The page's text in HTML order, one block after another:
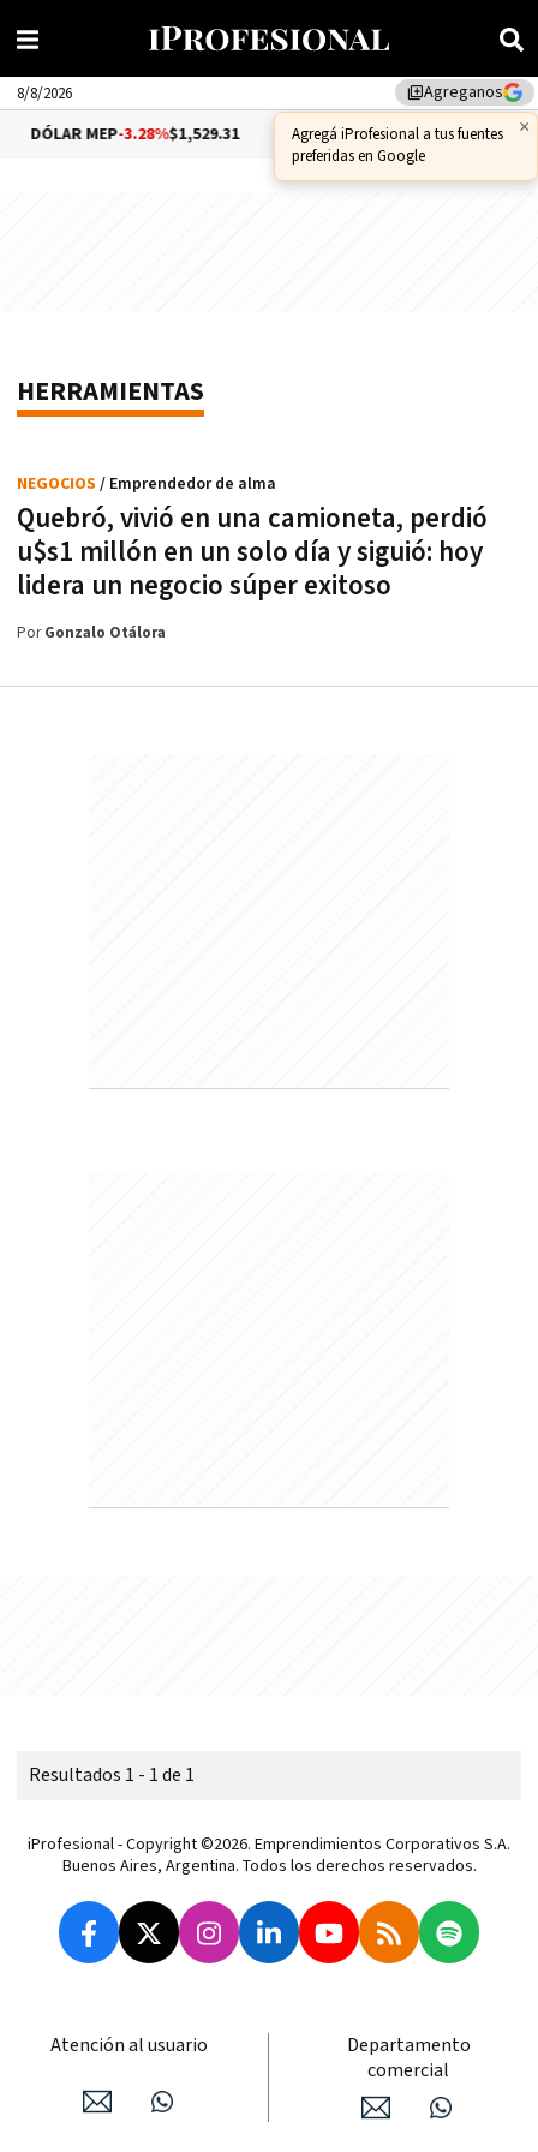
library_addAgreganos
×
Agregá iProfesional a tus fuentes
preferidas en Google
8/8/2026
DÓLAR MEP-3.28%$1,529.31 DÓLAR CCL -1.25%
HERRAMIENTAS
Quebró, vivió en una camioneta, perdió
u$s1 millón en un solo día y siguió: hoy
lidera un negocio súper exitoso
NEGOCIOS / Emprendedor de alma
PorGonzalo Otálora
Resultados 1 - 1 de 1
iProfesional - Copyright ©2026. Emprendimientos Corporativos S.A.
Buenos Aires, Argentina. Todos los derechos reservados.
Atención al usuario
Departamento
comercial